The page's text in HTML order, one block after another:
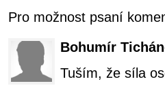
Pro možnost psaní
Bohumír
Tuším, že síla